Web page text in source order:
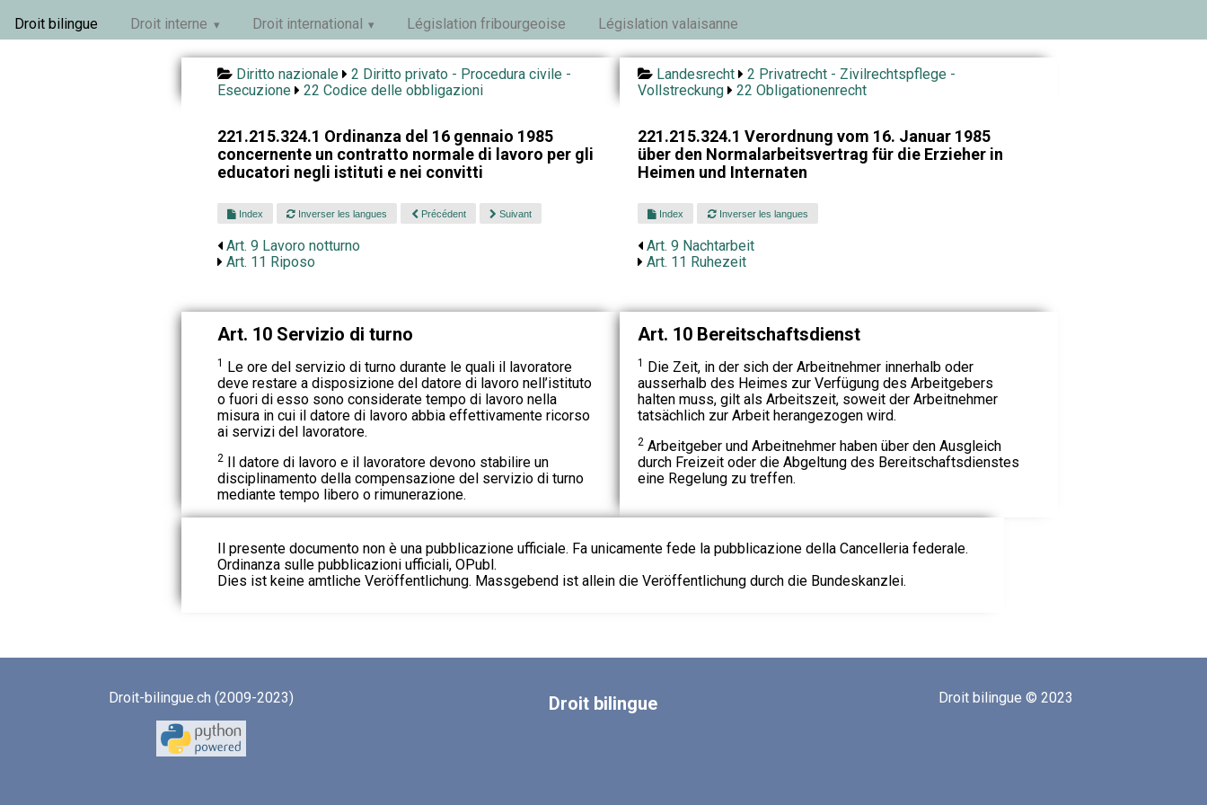
Droit bilingue Droit interne Droit international Législation fribourgeoise Législation valaisanne
Diritto nazionale
2 Diritto privato - Procedura civile -
Esecuzione
22 Codice delle obbligazioni
Landesrecht
2 Privatrecht - Zivilrechtspflege -
Vollstreckung
22 Obligationenrecht
221.215.324.1 Ordinanza del 16 gennaio 1985
concernente un contratto normale di lavoro per gli
educatori negli istituti e nei convitti
221.215.324.1 Verordnung vom 16. Januar 1985
über den Normalarbeitsvertrag für die Erzieher in
Heimen und Internaten
Index Inverser les langues Précédent Suivant
Art. 9 Lavoro notturno
Art. 11 Riposo
Index Inverser les langues
Art. 9 Nachtarbeit
Art. 11 Ruhezeit
Art. 10 Servizio di turno
1 Le ore del servizio di turno durante le quali il lavoratore
deve restare a disposizione del datore di lavoro nell’istituto
o fuori di esso sono considerate tempo di lavoro nella
misura in cui il datore di lavoro abbia effettivamente ricorso
ai servizi del lavoratore.
2Il datore di lavoro e il lavoratore devono stabilire un
disciplinamento della compensazione del servizio di turno
mediante tempo libero o rimunerazione.
Art. 10 Bereitschaftsdienst
1 Die Zeit, in der sich der Arbeitnehmer innerhalb oder
ausserhalb des Heimes zur Verfügung des Arbeitgebers
halten muss, gilt als Arbeitszeit, soweit der Arbeitnehmer
tatsächlich zur Arbeit herangezogen wird.
2Arbeitgeber und Arbeitnehmer haben über den Ausgleich
durch Freizeit oder die Abgeltung des Bereitschaftsdienstes
eine Regelung zu treffen.
Il presente documento non è una pubblicazione ufficiale. Fa unicamente fede la pubblicazione della Cancelleria federale.
Ordinanza sulle pubblicazioni ufficiali, OPubl.
Dies ist keine amtliche Veröffentlichung. Massgebend ist allein die Veröffentlichung durch die Bundeskanzlei.
Droit-bilingue.ch (2009-2023) Droit bilingue Droit bilingue © 2023